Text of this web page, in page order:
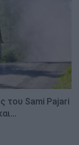
του Sami Pajari